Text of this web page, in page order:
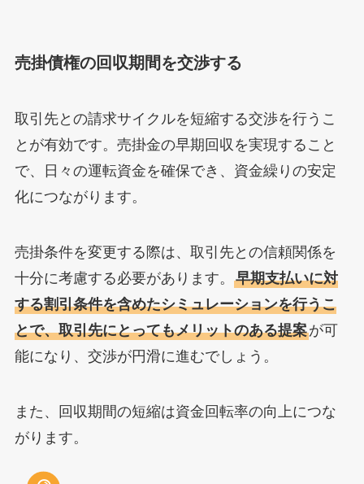
売掛債権の回収期間を交渉する
取引先との請求サイクルを短縮する交渉を行うこ
とが有効です。売掛金の早期回収を実現すること
で、日々の運転資金を確保でき、資金繰りの安定
化につながります。
売掛条件を変更する際は、取引先との信頼関係を
十分に考慮する必要があります。 早期支払いに対
する割引条件を含めたシミュレーションを行うこ
とで、取引先にとってもメリットのある提案が可
能になり、交渉が円滑に進むでしょう。
また、回収期間の短縮は資金回転率の向上につな
がります。